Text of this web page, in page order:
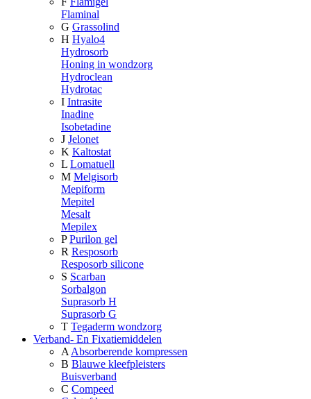
Flaminal
G Grassolind
H Hyalo4
Hydrosorb
Honing in wondzorg
Hydroclean
Hydrotac
I Intrasite
Inadine
Isobetadine
J Jelonet
K Kaltostat
L Lomatuell
M Melgisorb
Mepiform
Mepitel
Mesalt
Mepilex
P Purilon gel
R Resposorb
Resposorb silicone
S Scarban
Sorbalgon
Suprasorb H
Suprasorb G
T Tegaderm wondzorg
Verband- En Fixatiemiddelen
A Absorberende kompressen
B Blauwe kleefpleisters
Buisverband
C Compeed